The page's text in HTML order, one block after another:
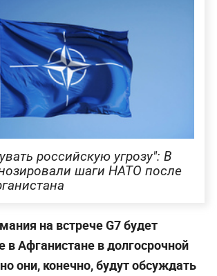
российскую угрозу": В
шаги НАТО после
на встрече G7 будет
в Афганистане в долгосрочной
они, конечно, будут обсуждать